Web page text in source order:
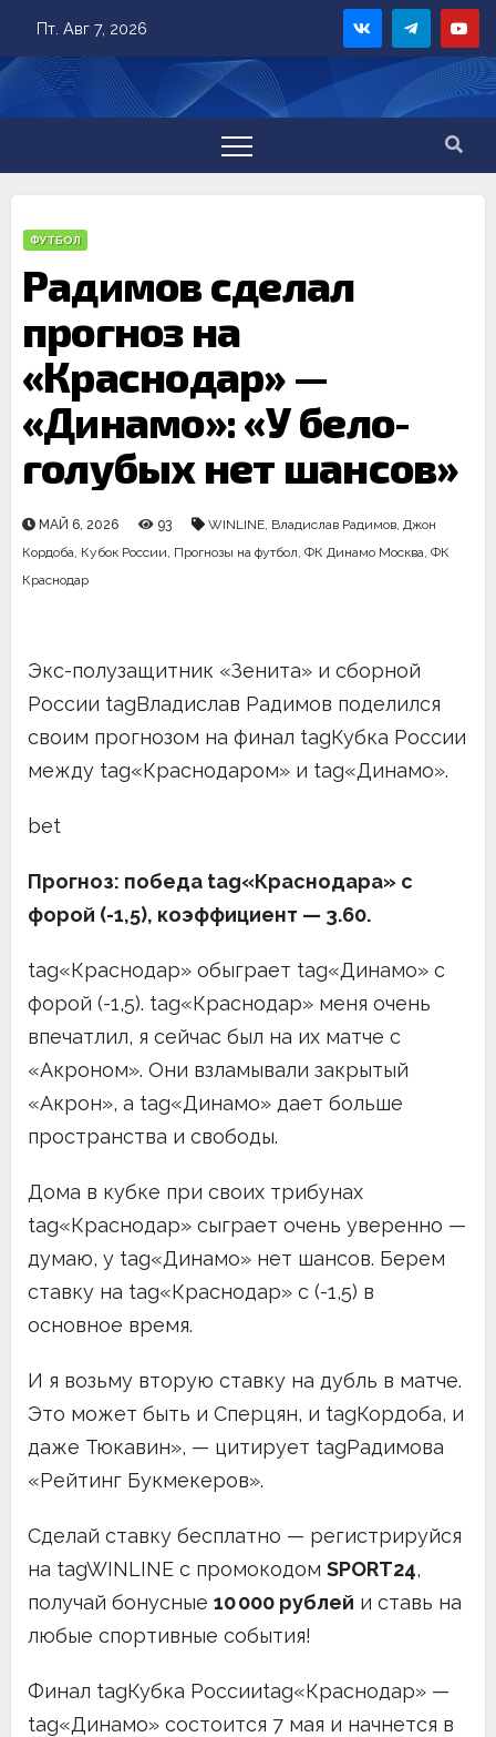
content
Пт. Авг 7, 2026
ФУТБОЛ
Радимов сделал
прогноз на
«Краснодар» —
«Динамо»: «У бело-
голубых нет шансов»
МАЙ 6, 2026 93 WINLINE, Владислав Радимов, Джон
Кордоба, Кубок России, Прогнозы на футбол, ФК Динамо Москва, ФК
Краснодар
Экс-полузащитник «Зенита» и сборной
России tagВладислав Радимов поделился
своим прогнозом на финал tagКубка России
между tag«Краснодаром» и tag«Динамо».
bet
Прогноз: победа tag«Краснодара» с
форой (-1,5), коэффициент — 3.60.
tag«Краснодар» обыграет tag«Динамо» с
форой (-1,5). tag«Краснодар» меня очень
впечатлил, я сейчас был на их матче с
«Акроном». Они взламывали закрытый
«Акрон», а tag«Динамо» дает больше
пространства и свободы.
Дома в кубке при своих трибунах
tag«Краснодар» сыграет очень уверенно —
думаю, у tag«Динамо» нет шансов. Берем
ставку на tag«Краснодар» с (-1,5) в
основное время.
И я возьму вторую ставку на дубль в матче.
Это может быть и Сперцян, и tagКордоба, и
даже Тюкавин», — цитирует tagРадимова
«Рейтинг Букмекеров».
Сделай ставку бесплатно — регистрируйся
на tagWINLINE с промокодом SPORT24,
получай бонусные 10 000 рублей и ставь на
любые спортивные события!
Финал tagКубка Россииtag«Краснодар» —
tag«Динамо» состоится 7 мая и начнется в